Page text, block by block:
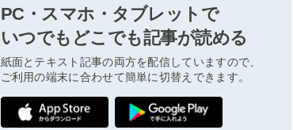
PC・スマホ・タブレットで
いつでもどこでも記事が読める
紙面とテキスト記事の両方を配信していますので、
ご利用の端末に合わせて簡単に切替えできます。